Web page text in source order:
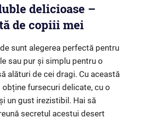
delicioase –
de copiii mei
sunt alegerea perfectă pentru
sau pur și simplu pentru o
alături de cei dragi. Cu această
obține fursecuri delicate, cu o
un gust irezistibil. Hai să
secretul acestui desert